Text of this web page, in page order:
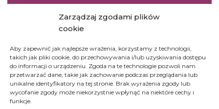
Zarządzaj zgodami plików
cookie
Aby zapewnić jak najlepsze wrażenia, korzystamy z technologii,
takich jak pliki cookie, do przechowywania i/lub uzyskiwania dostępu
do informacji o urządzeniu. Zgoda na te technologie pozwoli nam
przetwarzać dane, takie jak zachowanie podczas przeglądania lub
unikalne identyfikatory na tej stronie. Brak wyrażenia zgody lub
wycofanie zgody może niekorzystnie wpłynąć na niektóre cechy i
funkcje.
PILNA POMOC
Wesprzyj najpilniejszą zbiórkę